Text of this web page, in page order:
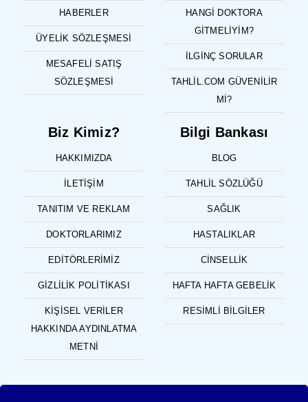
HABERLER
ÜYELIK SÖZLEŞMESI
MESAFELI SATIŞ
SÖZLEŞMESI
HANGI DOKTORA
GITMELIYIM?
İLGINÇ SORULAR
TAHLIL.COM GÜVENILIR
MI?
Biz Kimiz?
HAKKIMIZDA
İLETIŞIM
TANITIM VE REKLAM
DOKTORLARIMIZ
EDITÖRLERIMIZ
GIZLILIK POLITIKASI
KIŞISEL VERILER
HAKKINDA AYDINLATMA
METNI
Bilgi Bankası
BLOG
TAHLIL SÖZLÜĞÜ
SAĞLIK
HASTALIKLAR
CINSELLIK
HAFTA HAFTA GEBELIK
RESIMLI BILGILER